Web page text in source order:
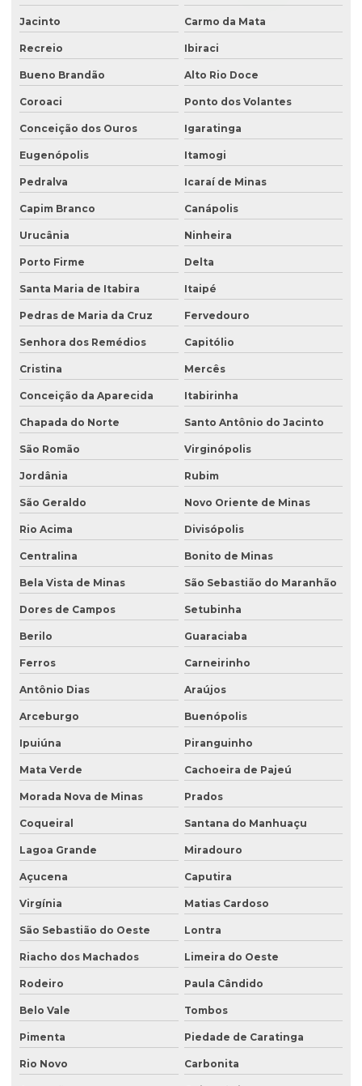
Jacinto Carmo da Mata
Recreio Ibiraci
Bueno Brandão Alto Rio Doce
Coroaci Ponto dos Volantes
Conceição dos Ouros Igaratinga
Eugenópolis Itamogi
Pedralva Icaraí de Minas
Capim Branco Canápolis
Urucânia Ninheira
Porto Firme Delta
Santa Maria de Itabira Itaipé
Pedras de Maria da Cruz Fervedouro
Senhora dos Remédios Capitólio
Cristina Mercês
Conceição da Aparecida Itabirinha
Chapada do Norte Santo Antônio do Jacinto
São Romão Virginópolis
Jordânia Rubim
São Geraldo Novo Oriente de Minas
Rio Acima Divisópolis
Centralina Bonito de Minas
Bela Vista de Minas São Sebastião do Maranhão
Dores de Campos Setubinha
Berilo Guaraciaba
Ferros Carneirinho
Antônio Dias Araújos
Arceburgo Buenópolis
Ipuiúna Piranguinho
Mata Verde Cachoeira de Pajeú
Morada Nova de Minas Prados
Coqueiral Santana do Manhuaçu
Lagoa Grande Miradouro
Açucena Caputira
Virgínia Matias Cardoso
São Sebastião do Oeste Lontra
Riacho dos Machados Limeira do Oeste
Rodeiro Paula Cândido
Belo Vale Tombos
Pimenta Piedade de Caratinga
Rio Novo Carbonita